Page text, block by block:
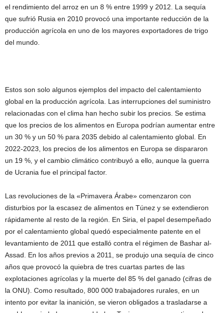
el rendimiento del arroz en un 8 % entre 1999 y 2012. La sequía
que sufrió Rusia en 2010 provocó una importante reducción de la
producción agrícola en uno de los mayores exportadores de trigo
del mundo.
Estos son solo algunos ejemplos del impacto del calentamiento
global en la producción agrícola. Las interrupciones del suministro
relacionadas con el clima han hecho subir los precios. Se estima
que los precios de los alimentos en Europa podrían aumentar entre
un 30 % y un 50 % para 2035 debido al calentamiento global. En
2022-2023, los precios de los alimentos en Europa se dispararon
un 19 %, y el cambio climático contribuyó a ello, aunque la guerra
de Ucrania fue el principal factor.
Las revoluciones de la «Primavera Árabe» comenzaron con
disturbios por la escasez de alimentos en Túnez y se extendieron
rápidamente al resto de la región. En Siria, el papel desempeñado
por el calentamiento global quedó especialmente patente en el
levantamiento de 2011 que estalló contra el régimen de Bashar al-
Assad. En los años previos a 2011, se produjo una sequía de cinco
años que provocó la quiebra de tres cuartas partes de las
explotaciones agrícolas y la muerte del 85 % del ganado (cifras de
la ONU). Como resultado, 800 000 trabajadores rurales, en un
intento por evitar la inanición, se vieron obligados a trasladarse a